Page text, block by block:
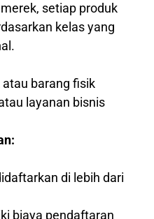
setiap produk
kelas yang
atau barang fisik
layanan bisnis
di lebih dari
biaya pendaftaran